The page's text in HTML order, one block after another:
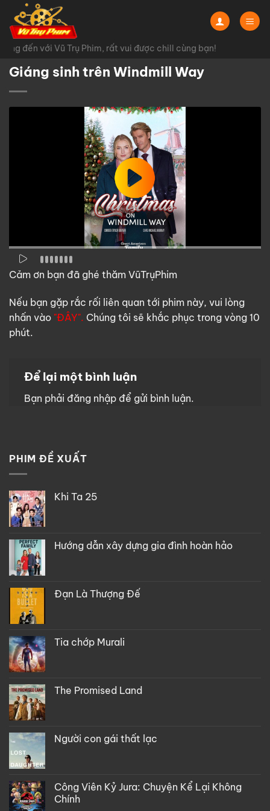
Chuyển
đến
nội
dungđến với Vũ Trụ Phim, rất vui được chill cùng bạn!
Giáng sinh trên Windmill Way
Cảm ơn bạn đã ghé thăm VũTrụPhim
Nếu bạn gặp rắc rối liên quan tới phim này, vui lòng
nhấn vào "ĐÂY". Chúng tôi sẽ khắc phục trong vòng 10
phút.
Để lại một bình luận
Bạn phải đăng nhập để gửi bình luận.
PHIM ĐỀ XUẤT
Khi Ta 25
Hướng dẫn xây dựng gia đình hoàn hảo
Đạn Là Thượng Đế
Tia chớp Murali
The Promised Land
Người con gái thất lạc
Công Viên Kỷ Jura: Chuyện Kể Lại Không
Chính